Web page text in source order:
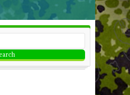
Votre Compte
Bon de commande
Imprimable